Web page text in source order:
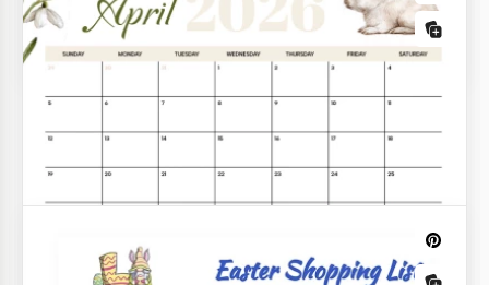
para Impressão